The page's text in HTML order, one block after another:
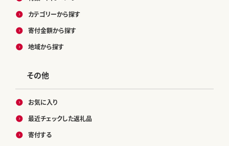
カテゴリーから探す
寄付金額から探す
地域から探す
その他
お気に入り
最近チェックした返礼品
寄付する